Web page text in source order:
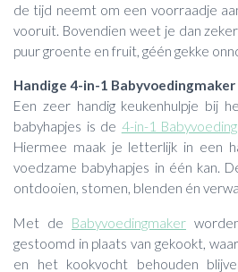
de tijd neemt om een voorraadje
vooruit. Bovendien weet je dan
puur groente en fruit, géén gekke
Handige 4-in-1 Babyvoedingmaker
Een zeer handig keukenhulpje bij
babyhapjes is de 4-in-1
Hiermee maak je letterlijk in een
voedzame babyhapjes in één kan.
ontdooien, stomen, blenden én
Met de Babyvoedingmaker
gestoomd in plaats van gekookt,
en het kookvocht behouden